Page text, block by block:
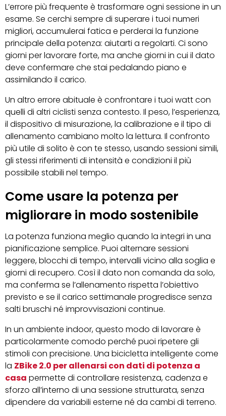
L’errore più frequente è trasformare ogni sessione in un
esame. Se cerchi sempre di superare i tuoi numeri
migliori, accumulerai fatica e perderai la funzione
principale della potenza: aiutarti a regolarti. Ci sono
giorni per lavorare forte, ma anche giorni in cui il dato
deve confermare che stai pedalando piano e
assimilando il carico.
Un altro errore abituale è confrontare i tuoi watt con
quelli di altri ciclisti senza contesto. Il peso, l’esperienza,
il dispositivo di misurazione, la calibrazione e il tipo di
allenamento cambiano molto la lettura. Il confronto
più utile di solito è con te stesso, usando sessioni simili,
gli stessi riferimenti di intensità e condizioni il più
possibile stabili nel tempo.
Come usare la potenza per
migliorare in modo sostenibile
La potenza funziona meglio quando la integri in una
pianificazione semplice. Puoi alternare sessioni
leggere, blocchi di tempo, intervalli vicino alla soglia e
giorni di recupero. Così il dato non comanda da solo,
ma conferma se l’allenamento rispetta l’obiettivo
previsto e se il carico settimanale progredisce senza
salti bruschi né improvvisazioni continue.
In un ambiente indoor, questo modo di lavorare è
particolarmente comodo perché puoi ripetere gli
stimoli con precisione. Una bicicletta intelligente come
la ZBike 2.0 per allenarsi con dati di potenza a
casa permette di controllare resistenza, cadenza e
sforzo all’interno di una sessione strutturata, senza
dipendere da variabili esterne né da cambi di terreno.